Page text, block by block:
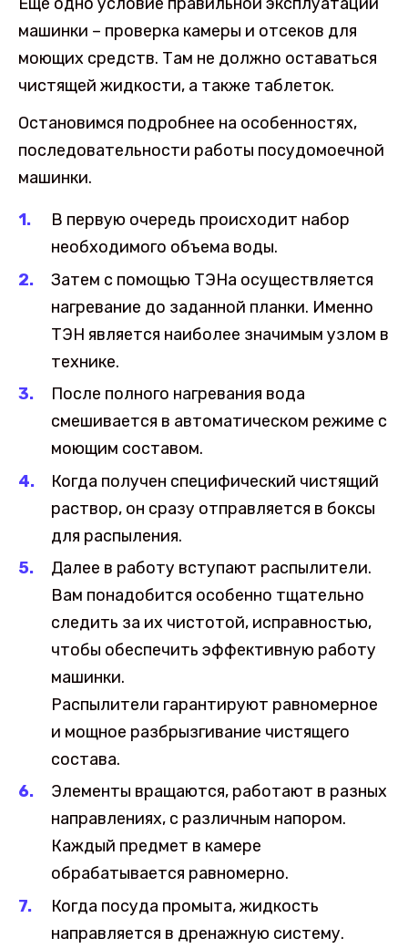
Еще одно условие правильной эксплуатации
машинки – проверка камеры и отсеков для
моющих средств. Там не должно оставаться
чистящей жидкости, а также таблеток.
Остановимся подробнее на особенностях,
последовательности работы посудомоечной
машинки.
В первую очередь происходит набор
необходимого объема воды.
Затем с помощью ТЭНа осуществляется
нагревание до заданной планки. Именно
ТЭН является наиболее значимым узлом в
технике.
После полного нагревания вода
смешивается в автоматическом режиме с
моющим составом.
Когда получен специфический чистящий
раствор, он сразу отправляется в боксы
для распыления.
Далее в работу вступают распылители.
Вам понадобится особенно тщательно
следить за их чистотой, исправностью,
чтобы обеспечить эффективную работу
машинки.
Распылители гарантируют равномерное
и мощное разбрызгивание чистящего
состава.
Элементы вращаются, работают в разных
направлениях, с различным напором.
Каждый предмет в камере
обрабатывается равномерно.
Когда посуда промыта, жидкость
направляется в дренажную систему.